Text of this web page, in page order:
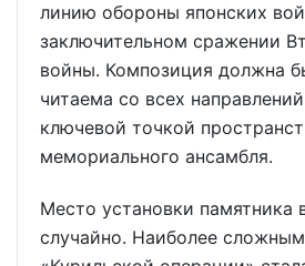
линию обороны японских
заключительном сражении
войны. Композиция должна
читаема со всех
ключевой точкой
мемориального ансамбля.
Место установки памятника
случайно. Наиболее